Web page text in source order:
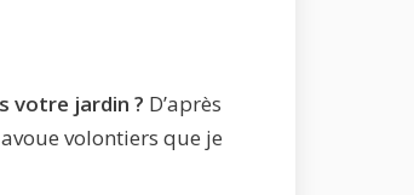
votre jardin ? D’après
volontiers que je